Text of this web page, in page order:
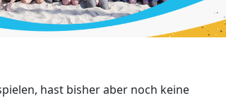
hast bisher aber noch keine